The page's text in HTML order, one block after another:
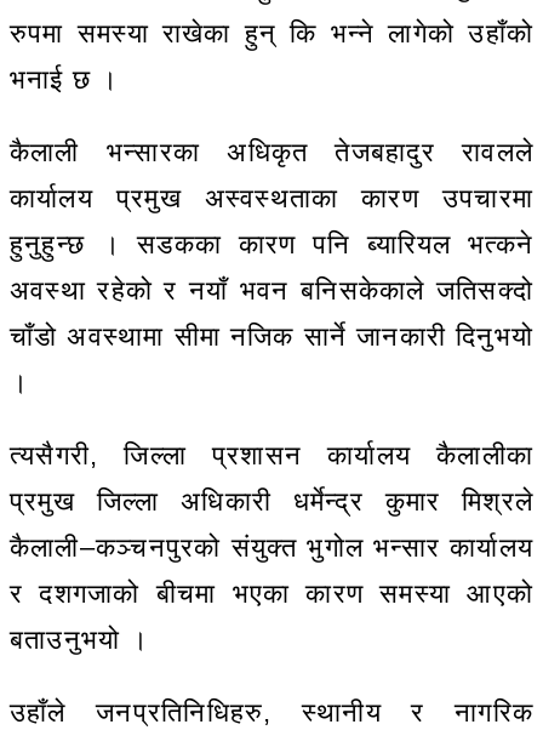
रुपमा समस्या राखेका हुन् कि भन्ने लागेको उहाँको
भनाई छ ।
कैलाली भन्सारका अधिकृत तेजबहादुर रावलले
कार्यालय प्रमुख अस्वस्थताका कारण उपचारमा
हुनुहुन्छ । सडकका कारण पनि ब्यारियल भत्कने
अवस्था रहेको र नयाँ भवन बनिसकेकाले जतिसक्दो
चाँडो अवस्थामा सीमा नजिक सार्ने जानकारी दिनुभयो
।
त्यसैगरी, जिल्ला प्रशासन कार्यालय कैलालीका
प्रमुख जिल्ला अधिकारी धर्मेन्द्र कुमार मिश्रले
कैलाली–कञ्चनपुरको संयुक्त भुगोल भन्सार कार्यालय
र दशगजाको बीचमा भएका कारण समस्या आएको
बताउनुभयो ।
उहाँले जनप्रतिनिधिहरु, स्थानीय र नागरिक